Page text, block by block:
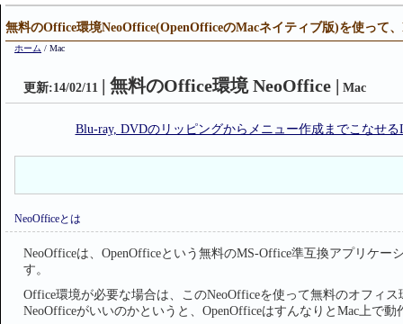
無料のOffice環境NeoOffice(OpenOfficeのMacネイティブ版)を使って
ホーム / Mac
更新:14/02/11 | 無料のOffice環境 NeoOffice | Mac
Blu-ray, DVDのリッピングからメニュー作成までこなせる
NeoOfficeとは
NeoOfficeは、OpenOfficeという無料のMS-Office準互換アプリケ
す。
Office環境が必要な場合は、このNeoOfficeを使って無料のオフィ
NeoOfficeがいいのかというと、OpenOfficeはすんなりとMac上で